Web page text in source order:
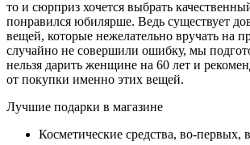
то и сюрприз хочется выбрать
понравился юбилярше. Ведь существует
вещей, которые нежелательно вручать на
случайно не совершили ошибку, мы
нельзя дарить женщине на 60 лет и
от покупки именно этих вещей.
Лучшие подарки в магазине
Косметические средства, во-первых,